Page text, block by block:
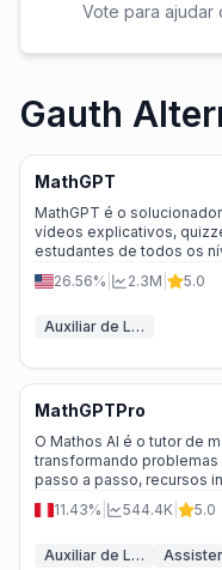
Vote para ajudar
Gauth
MathGPT
MathGPT é o
vídeos explicativos,
estudantes de todos os
26.56%
2.3M 5.0
Auxiliar de Lições de Casa
MathGPTPro
O Mathos AI é o tutor de
transformando
passo a passo, recursos
11.43%
544.4K 5.0
Auxiliar de Lições de Casa